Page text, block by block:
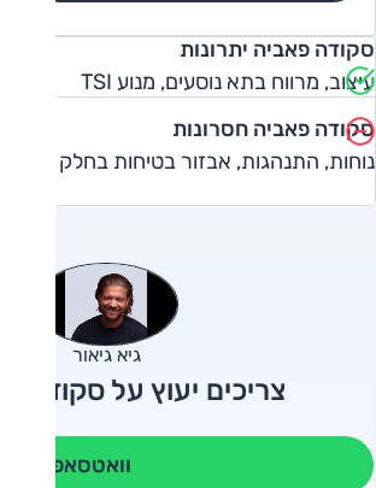
סקודה פאביה יתרונות
עיצוב, מרווח בתא נוסעים, מנוע TSI
סקודה פאביה חסרונות
נוחות, התנהגות, אבזור בטיחות בחלק
גיא גיאור
צריכים יעוץ על סקודה
וואטסאפ